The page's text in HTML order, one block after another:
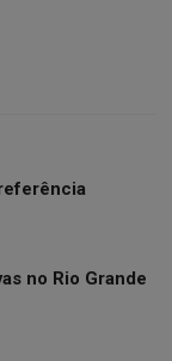
no Rio Grande